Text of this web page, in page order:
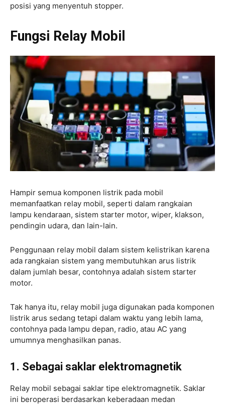
posisi yang menyentuh stopper.
Fungsi Relay Mobil
Hampir semua komponen listrik pada mobil
memanfaatkan relay mobil, seperti dalam rangkaian
lampu kendaraan, sistem starter motor, wiper, klakson,
pendingin udara, dan lain-lain.
Penggunaan relay mobil dalam sistem kelistrikan karena
ada rangkaian sistem yang membutuhkan arus listrik
dalam jumlah besar, contohnya adalah sistem starter
motor.
Tak hanya itu, relay mobil juga digunakan pada komponen
listrik arus sedang tetapi dalam waktu yang lebih lama,
contohnya pada lampu depan, radio, atau AC yang
umumnya menghasilkan panas.
1. Sebagai saklar elektromagnetik
Relay mobil sebagai saklar tipe elektromagnetik. Saklar
ini beroperasi berdasarkan keberadaan medan